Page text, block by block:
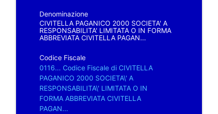
Denominazione
CIVITELLA PAGANICO 2000 SOCIETA' A
RESPONSABILITA' LIMITATA O IN FORMA
ABBREVIATA CIVITELLA PAGAN...
Codice Fiscale
0116... Codice Fiscale di CIVITELLA
PAGANICO 2000 SOCIETA\' A
RESPONSABILITA\' LIMITATA O IN
FORMA ABBREVIATA CIVITELLA
PAGAN...